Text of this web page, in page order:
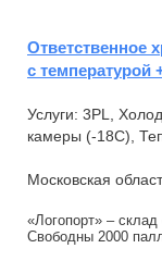
Ответственное
с температурой
Услуги: 3PL,
камеры (-18С),
Московская
«Логопорт» – склад
Свободны 2000